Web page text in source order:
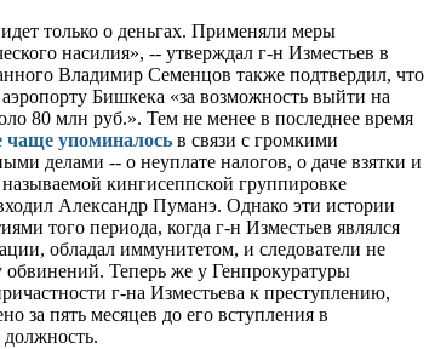
только о деньгах. Применяли меры
насилия», -- утверждал г-н Изместьев в
Владимир Семенцов также подтвердил, что
Бишкека «за возможность выйти на
80 млн руб.». Тем не менее в последнее время
чаще упоминалось в связи с громкими
делами -- о неуплате налогов, о даче взятки и
кингисеппской группировке
Александр Пуманэ. Однако эти истории
того периода, когда г-н Изместьев являлся
обладал иммунитетом, и следователи не
обвинений. Теперь же у Генпрокуратуры
г-на Изместьева к преступлению,
за пять месяцев до его вступления в